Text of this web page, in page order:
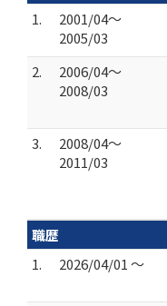
1.
2001/04～
2005/03
2.
2006/04～
2008/03
3.
2008/04～
2011/03
職歴
1.
2026/04/01 ～